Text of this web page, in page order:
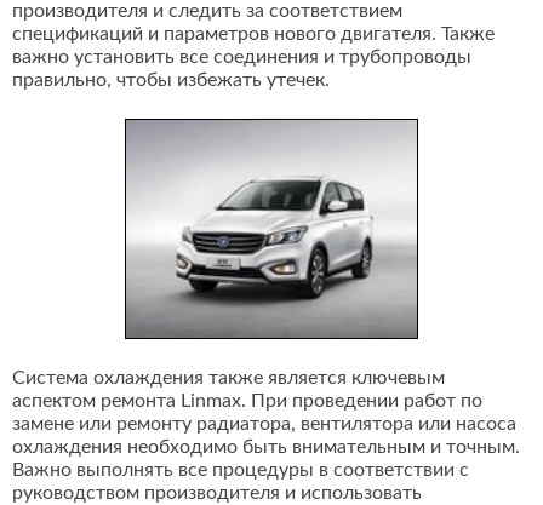
производителя и следить за соответствием
спецификаций и параметров нового двигателя. Также
важно установить все соединения и трубопроводы
правильно, чтобы избежать утечек.
Система охлаждения также является ключевым
аспектом ремонта Linmax. При проведении работ по
замене или ремонту радиатора, вентилятора или насоса
охлаждения необходимо быть внимательным и точным.
Важно выполнять все процедуры в соответствии с
руководством производителя и использовать